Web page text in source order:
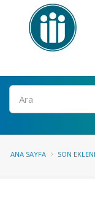
Ara
ANA SAYFA SON